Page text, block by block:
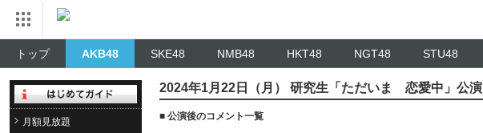
トップ AKB48 SKE48 NMB48 HKT48 NGT48 STU48
月額見放題
2024年1月22日（月） 研究生「ただいま 恋愛中」公演
■ 公演後のコメント一覧